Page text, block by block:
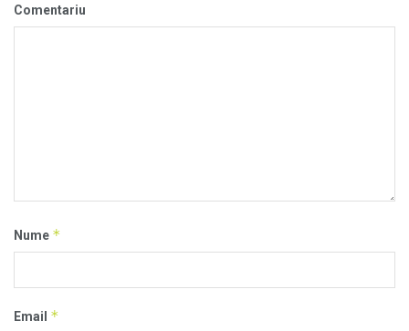
Comentariu
Nume *
Email *